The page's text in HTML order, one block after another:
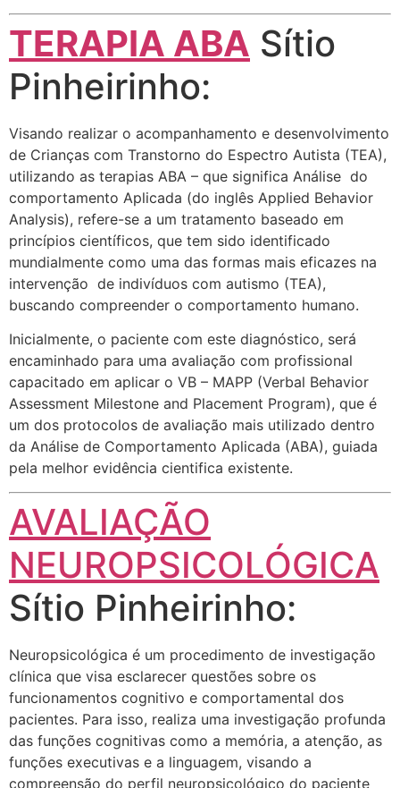
TERAPIA ABA Sítio
Pinheirinho:
Visando realizar o acompanhamento e desenvolvimento
de Crianças com Transtorno do Espectro Autista (TEA),
utilizando as terapias ABA – que significa Análise do
comportamento Aplicada (do inglês Applied Behavior
Analysis), refere-se a um tratamento baseado em
princípios científicos, que tem sido identificado
mundialmente como uma das formas mais eficazes na
intervenção de indivíduos com autismo (TEA),
buscando compreender o comportamento humano.
Inicialmente, o paciente com este diagnóstico, será
encaminhado para uma avaliação com profissional
capacitado em aplicar o VB – MAPP (Verbal Behavior
Assessment Milestone and Placement Program), que é
um dos protocolos de avaliação mais utilizado dentro
da Análise de Comportamento Aplicada (ABA), guiada
pela melhor evidência cientifica existente.
AVALIAÇÃO
NEUROPSICOLÓGICA
Sítio Pinheirinho:
Neuropsicológica é um procedimento de investigação
clínica que visa esclarecer questões sobre os
funcionamentos cognitivo e comportamental dos
pacientes. Para isso, realiza uma investigação profunda
das funções cognitivas como a memória, a atenção, as
funções executivas e a linguagem, visando a
compreensão do perfil neuropsicológico do paciente